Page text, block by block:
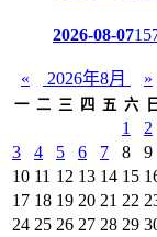
2026-08-07
« 2026年8月 »
一 二 三 四 五 六 日
1
2
3
4 5 6 7 8
9
10 11 12 13 14 15
17 18 19 20 21 22
24 25 26 27 28 29